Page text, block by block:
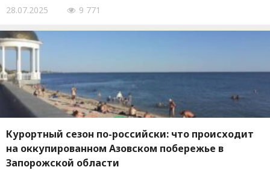
28.07.2025 9 771
Курортный сезон по-российски: что происходит
на оккупированном Азовском побережье в
Запорожской области